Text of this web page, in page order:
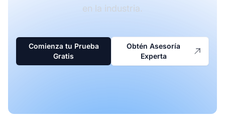
en la industria.
Comienza tu Prueba
Gratis
Obtén Asesoría
Experta